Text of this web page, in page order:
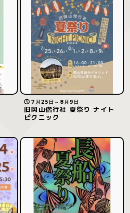
7月25日～8月9日
旧岡山偕行社 夏祭り ナイト
ピクニック